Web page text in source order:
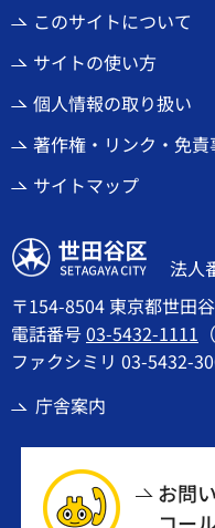
このサイトについて
サイトの使い方
個人情報の取り扱い
著作権・リンク・免責
サイトマップ
世田谷区
法人
〒154-8504 東京都世田
電話番号03-5432-1111
ファクシミリ 03-5432-
庁舎案内
お問